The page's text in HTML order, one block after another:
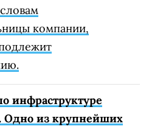
компании,
инфраструктуре
Одно из крупнейших